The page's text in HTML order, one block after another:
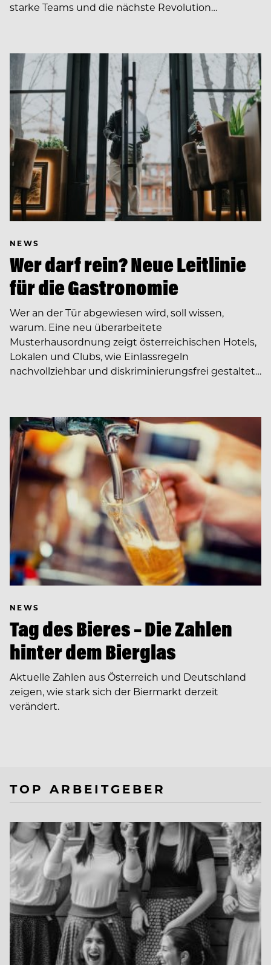
starke Teams und die nächste Revolution…
NEWS
Wer darf rein? Neue Leitlinie
für die Gastronomie
Wer an der Tür abgewiesen wird, soll wissen,
warum. Eine neu überarbeitete
Musterhausordnung zeigt österreichischen Hotels,
Lokalen und Clubs, wie Einlassregeln
nachvollziehbar und diskriminierungsfrei gestaltet…
NEWS
Tag des Bieres – Die Zahlen
hinter dem Bierglas
Aktuelle Zahlen aus Österreich und Deutschland
zeigen, wie stark sich der Biermarkt derzeit
verändert.
TOP ARBEITGEBER